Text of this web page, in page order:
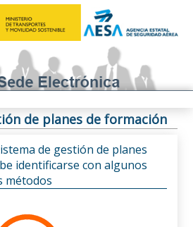
de planes de formación
de gestión de planes
identificarse con algunos
métodos